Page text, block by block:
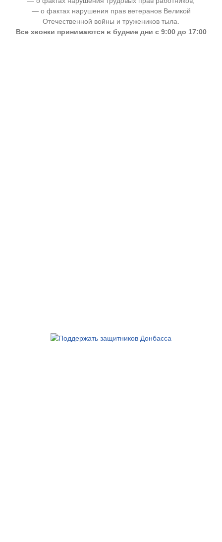
— о фактах нарушения прав ветеранов Великой
Отечественной войны и тружеников тыла.
Все звонки принимаются в будние дни с 9:00 до 17:00